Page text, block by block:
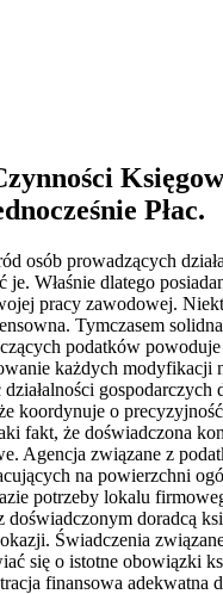
Płac.
prowadzących
Właśnie dlatego
pracy zawodowej.
Tymczasem
podatków
każdych
gospodarczych
koordynuje o
fakt, że doświadczona
Agencja związane z
na powierzchni
potrzeby lokalu
doradcą
Świadczenia
się o istotne obowiązki
finansowa adekwatna